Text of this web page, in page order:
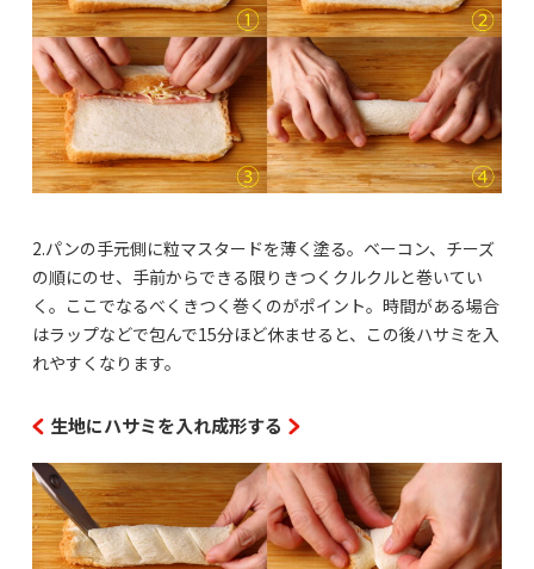
2.パンの手元側に粒マスタードを薄く塗る。ベーコン、チーズ
の順にのせ、手前からできる限りきつくクルクルと巻いてい
く。ここでなるべくきつく巻くのがポイント。時間がある場合
はラップなどで包んで15分ほど休ませると、この後ハサミを入
れやすくなります。
生地にハサミを入れ成形する